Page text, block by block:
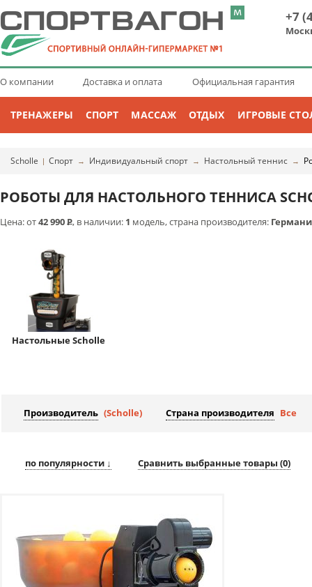
+7
О компании Доставка и оплата Официальная гарантия
ТРЕНАЖЕРЫ СПОРТ МАССАЖ ОТДЫХ ИГРОВЫЕ
Scholle | Спорт → Индивидуальный спорт → Настольный теннис →
РОБОТЫ ДЛЯ НАСТОЛЬНОГО ТЕННИСА
Цена: от42 990Р, в наличии: 1 модель, страна производителя:
Настольные Scholle
Производитель (Scholle) Страна производителя Все
по популярности ↓ Сравнить выбранные товары (0)